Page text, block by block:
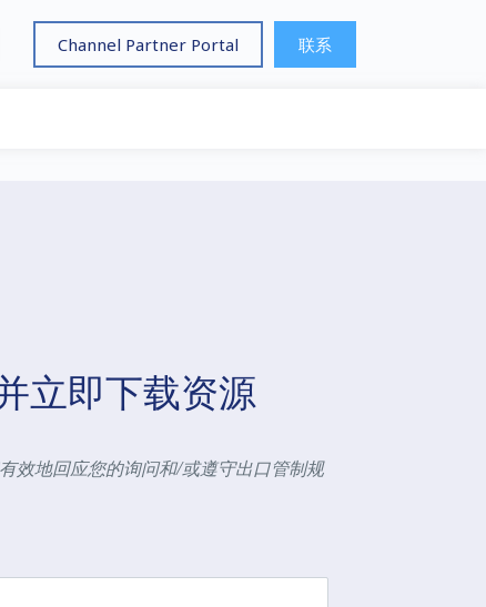
Channel Partner Portal 联系
立即下载资源
效地回应您的询问和/或遵守出口管制规